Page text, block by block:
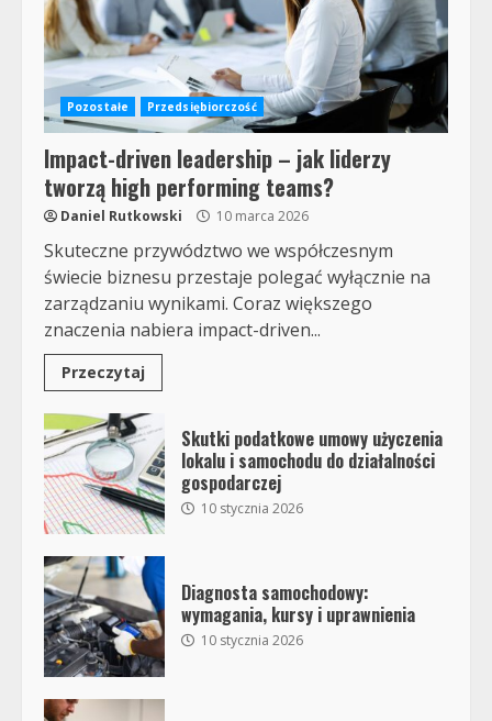
Pozostałe Przedsiębiorczość
Impact-driven leadership – jak liderzy
tworzą high performing teams?
Daniel Rutkowski 10 marca 2026
Skuteczne przywództwo we współczesnym
świecie biznesu przestaje polegać wyłącznie na
zarządzaniu wynikami. Coraz większego
znaczenia nabiera impact-driven...
Przeczytaj
Skutki podatkowe umowy użyczenia
lokalu i samochodu do działalności
gospodarczej
10 stycznia 2026
Diagnosta samochodowy:
wymagania, kursy i uprawnienia
10 stycznia 2026